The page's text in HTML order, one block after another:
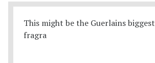
This might be the Guerlains
fragra